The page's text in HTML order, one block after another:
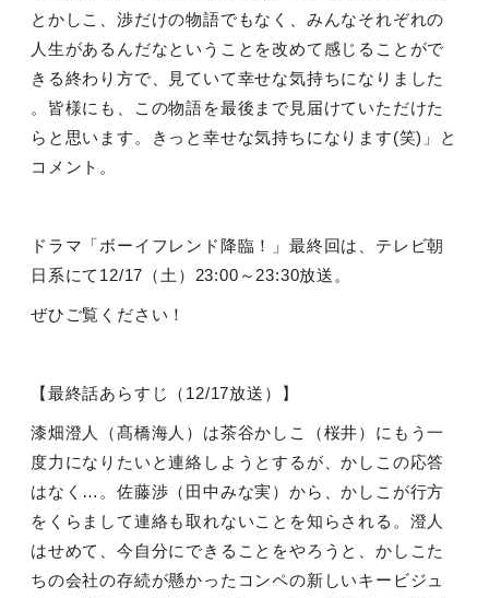
とかしこ、渉だけの物語でもなく、みんなそれぞれの
人生があるんだなということを改めて感じることがで
きる終わり方で、見ていて幸せな気持ちになりました
。皆様にも、この物語を最後まで見届けていただけた
らと思います。きっと幸せな気持ちになります(笑) 」と
コメント。
ドラマ「ボーイフレンド降臨！」最終回は、テレビ朝
日系にて 12/17 （土） 23:00 ～ 23:30放送。
ぜひご覧ください！
【最終話あらすじ（ 12/17放送）】
漆畑澄人（髙橋海人）は茶谷かしこ（桜井）にもう一
度力になりたいと連絡しようとするが、かしこの応答
はなく…。佐藤渉（田中みな実）から、かしこが行方
をくらまして連絡も取れないことを知らされる。澄人
はせめて、今自分にできることをやろうと、かしこた
ちの会社の存続が懸かったコンペの新しいキービジュ